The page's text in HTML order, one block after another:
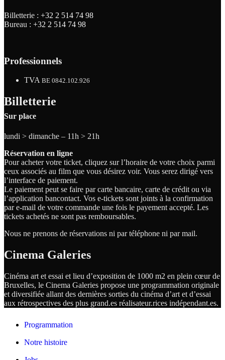
Billetterie : +32 2 514 74 98
Bureau : +32 2 514 74 98
Professionnels
TVA BE 0842.102.926
Billetterie
Sur place
lundi > dimanche – 11h > 21h
Réservation en ligne
Pour acheter votre ticket, cliquez sur l’horaire de votre choix parmi
ceux associés au film que vous désirez voir. Vous serez dirigé vers
l’interface de paiement.
Le paiement peut se faire par carte bancaire, carte de crédit ou via
l’application bancontact. Vos e-tickets sont joints à la confirmation
par e-mail de votre commande une fois le payement accepté. Les
tickets achetés ne sont pas remboursables.
Nous ne prenons de réservations ni par téléphone ni par mail.
Cinema Galeries
Cinéma art et essai et lieu d’exposition de 1000 m2 en plein cœur de
Bruxelles, le Cinema Galeries propose une programmation originale
et diversifiée allant des dernières sorties du cinéma d’art et d’essai
aux rétrospectives des plus grand.es réalisateur.rices indépendant.es.
Programmation
Notre histoire